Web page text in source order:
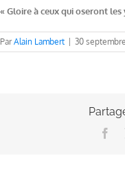
« Gloire à ceux qui oseront les
ParAlain Lambert 30